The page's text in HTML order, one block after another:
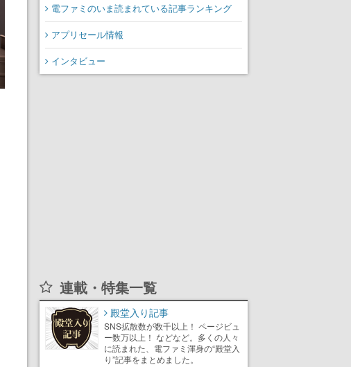
ゲームフリーク公式
YouTubeで公開中
電ファミのいま読まれている記事ランキング
アプリセール情報
インタビュー
連載・特集一覧
殿堂入り記事
SNS拡散数が数千以上！ ページビュ
ー数万以上！ などなど。多くの人々
に読まれた、電ファミ渾身の“殿堂入
り”記事をまとめました。